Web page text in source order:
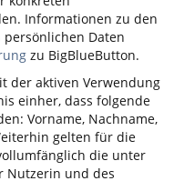
Informationen zu den
persönlichen Daten
zu BigBlueButton.
der aktiven Verwendung
einher, dass folgende
Vorname, Nachname,
gelten für die
die unter
Nutzerin und des